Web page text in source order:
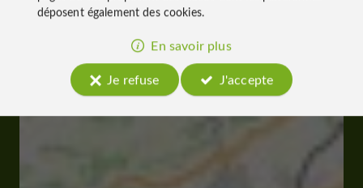
déposent également des cookies.
En savoir plus
Je refuse
J'accepte